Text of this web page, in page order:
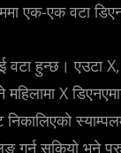
एक-एक वटा
वटा हुन्छ। एउटा
महिलामा X
निकालिएको
गर्न सकियो भने